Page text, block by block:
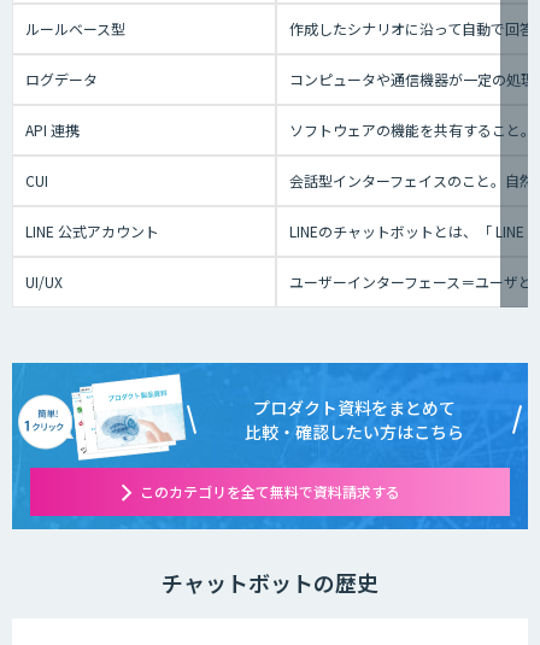
ルールベース型 作成したシナリオに沿って自動で回
ログデータ コンピュータや通信機器が一定の処
API 連携 ソフトウェアの機能を共有すること
CUI 会話型インターフェイスのこと。自
LINE 公式アカウント LINEのチャットボットとは、「 LINE
UI/UX ユーザーインターフェース＝ユーザ
プロダクト資料をまとめて
比較・確認したい方はこちら
このカテゴリを全て無料で資料請求する
チャットボットの歴史